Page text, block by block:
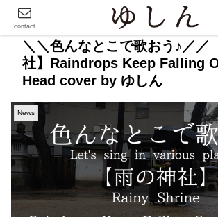
＼＼色んなとこで歌おう♪／／
社】Raindrops Keep Falling
Head cover by ゆしん
News
contact